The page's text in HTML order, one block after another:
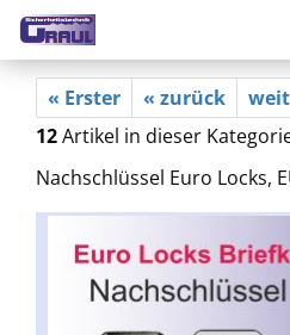
« Erster « zurück
12Artikel in dieser
Nachschlüssel Euro Locks,